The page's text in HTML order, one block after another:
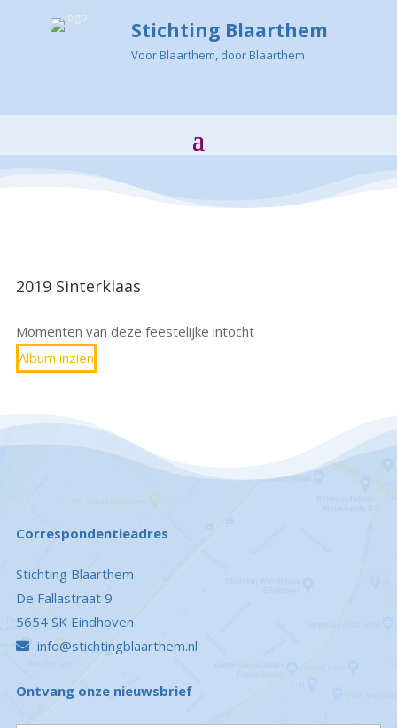
Stichting Blaarthem
Voor Blaarthem, door Blaarthem
2019 Sinterklaas
Momenten van deze feestelijke intocht
Album inzien
Correspondentieadres
Stichting Blaarthem
De Fallastraat 9
5654 SK Eindhoven
info@stichtingblaarthem.nl
Ontvang onze nieuwsbrief